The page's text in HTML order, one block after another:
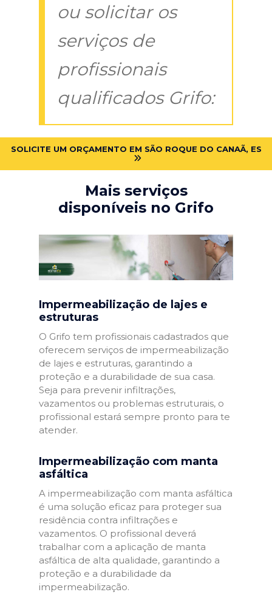
ou solicitar os
serviços de
profissionais
qualificados Grifo:
SOLICITE UM ORÇAMENTO EM SÃO ROQUE DO CANAÃ, ES
Mais serviços
disponíveis no Grifo
Impermeabilização de lajes e
estruturas
O Grifo tem profissionais cadastrados que
oferecem serviços de impermeabilização
de lajes e estruturas, garantindo a
proteção e a durabilidade de sua casa.
Seja para prevenir infiltrações,
vazamentos ou problemas estruturais, o
profissional estará sempre pronto para te
atender.
Impermeabilização com manta
asfáltica
A impermeabilização com manta asfáltica
é uma solução eficaz para proteger sua
residência contra infiltrações e
vazamentos. O profissional deverá
trabalhar com a aplicação de manta
asfáltica de alta qualidade, garantindo a
proteção e a durabilidade da
impermeabilização.